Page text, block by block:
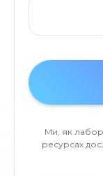
Ми, як
ресурсах